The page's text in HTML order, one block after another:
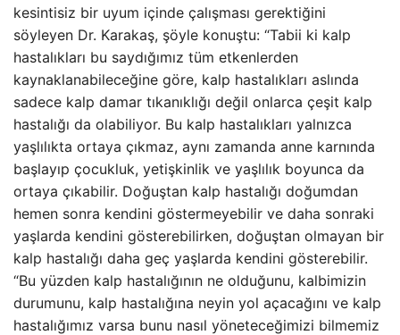
kesintisiz bir uyum içinde çalışması gerektiğini
söyleyen Dr. Karakaş, şöyle konuştu: “Tabii ki kalp
hastalıkları bu saydığımız tüm etkenlerden
kaynaklanabileceğine göre, kalp hastalıkları aslında
sadece kalp damar tıkanıklığı değil onlarca çeşit kalp
hastalığı da olabiliyor. Bu kalp hastalıkları yalnızca
yaşlılıkta ortaya çıkmaz, aynı zamanda anne karnında
başlayıp çocukluk, yetişkinlik ve yaşlılık boyunca da
ortaya çıkabilir. Doğuştan kalp hastalığı doğumdan
hemen sonra kendini göstermeyebilir ve daha sonraki
yaşlarda kendini gösterebilirken, doğuştan olmayan bir
kalp hastalığı daha geç yaşlarda kendini gösterebilir.
“Bu yüzden kalp hastalığının ne olduğunu, kalbimizin
durumunu, kalp hastalığına neyin yol açacağını ve kalp
hastalığımız varsa bunu nasıl yöneteceğimizi bilmemiz